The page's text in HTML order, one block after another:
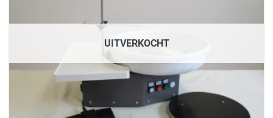
UITVERKOCHT